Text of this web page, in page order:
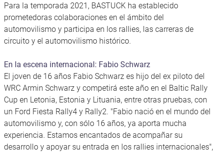
Para la temporada 2021, BASTUCK ha establecido
prometedoras colaboraciones en el ámbito del
automovilismo y participa en los rallies, las carreras de
circuito y el automovilismo histórico.
En la escena internacional: Fabio Schwarz
El joven de 16 años Fabio Schwarz es hijo del ex piloto del
WRC Armin Schwarz y competirá este año en el Baltic Rally
Cup en Letonia, Estonia y Lituania, entre otras pruebas, con
un Ford Fiesta Rally4 y Rally2. "Fabio nació en el mundo del
automovilismo y, con sólo 16 años, ya aporta mucha
experiencia. Estamos encantados de acompañar su
desarrollo y apoyar su entrada en los rallies internacionales",